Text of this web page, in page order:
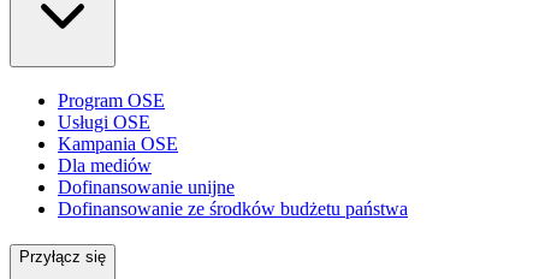
Program OSE
Usługi OSE
Kampania OSE
Dla mediów
Dofinansowanie unijne
Dofinansowanie ze środków budżetu państwa
Przyłącz się